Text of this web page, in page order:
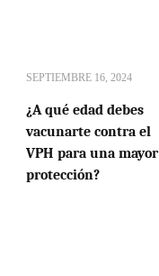
SEPTIEMBRE 16, 2024
¿A qué edad debes
vacunarte contra el
VPH para una mayor
protección?